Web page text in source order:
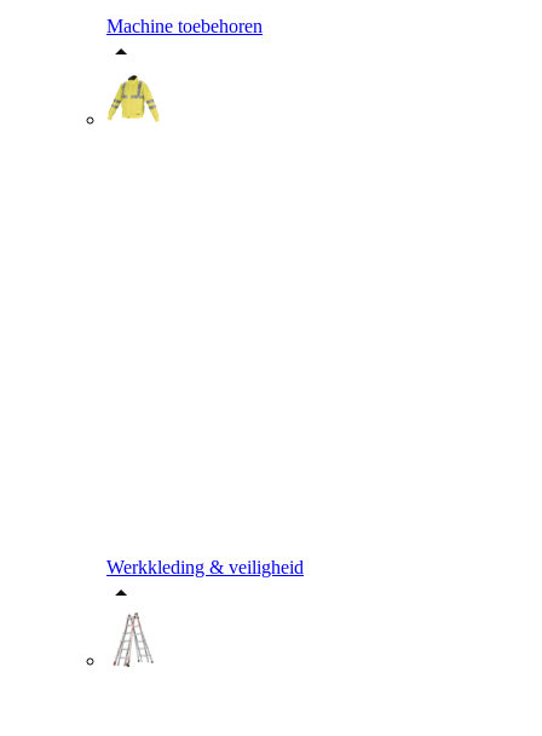
Machine toebehoren
Werkkleding & veiligheid